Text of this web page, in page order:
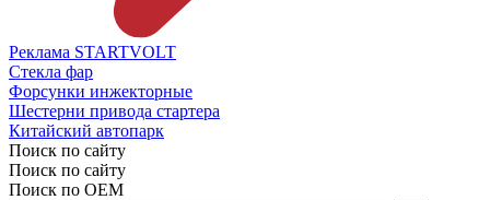
Реклама STARTVOLT
Стекла фар
Форсунки инжекторные
Шестерни привода стартера
Китайский автопарк
Поиск по сайту
Поиск по сайту
Поиск по ОЕМ